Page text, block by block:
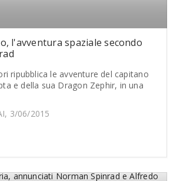
l'avventura spaziale secondo
ripubblica le avventure del capitano
e della sua Dragon Zephir, in una
3/06/2015